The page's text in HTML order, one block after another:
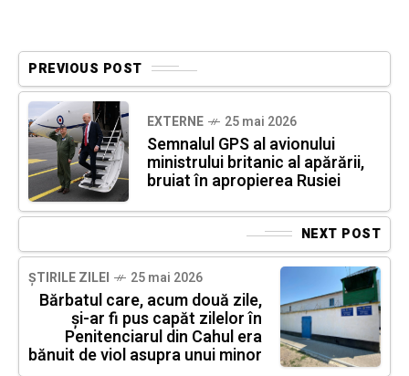
PREVIOUS POST
EXTERNE 25 mai 2026
Semnalul GPS al avionului
ministrului britanic al apărării,
bruiat în apropierea Rusiei
NEXT POST
ȘTIRILE ZILEI 25 mai 2026
Bărbatul care, acum două zile,
și-ar fi pus capăt zilelor în
Penitenciarul din Cahul era
bănuit de viol asupra unui minor